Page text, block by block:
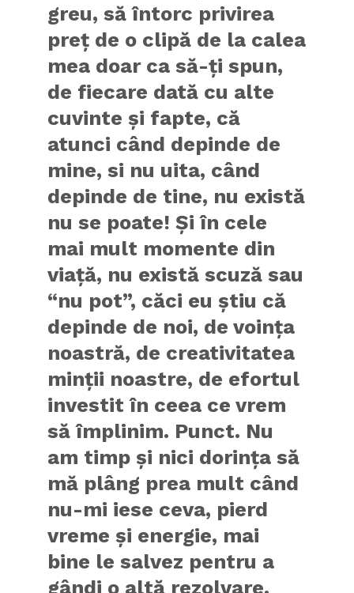
greu, să întorc privirea
preț de o clipă de la calea
mea doar ca să-ți spun,
de fiecare dată cu alte
cuvinte și fapte, că
atunci când depinde de
mine, si nu uita, când
depinde de tine, nu există
nu se poate! Și în cele
mai mult momente din
viață, nu există scuză sau
“nu pot”, căci eu știu că
depinde de noi, de voința
noastră, de creativitatea
minții noastre, de efortul
investit în ceea ce vrem
să împlinim. Punct. Nu
am timp și nici dorința să
mă plâng prea mult când
nu-mi iese ceva, pierd
vreme și energie, mai
bine le salvez pentru a
gândi o altă rezolvare.